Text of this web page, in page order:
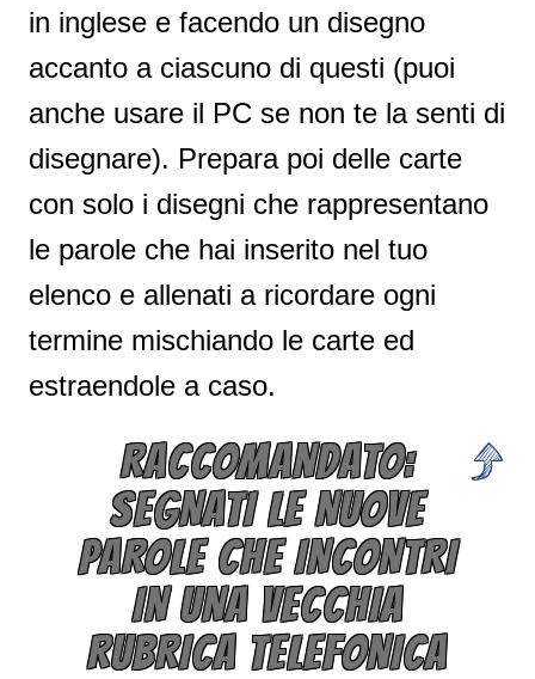
in inglese e facendo un disegno
accanto a ciascuno di questi (puoi
anche usare il PC se non te la senti di
disegnare). Prepara poi delle carte
con solo i disegni che rappresentano
le parole che hai inserito nel tuo
elenco e allenati a ricordare ogni
termine mischiando le carte ed
estraendole a caso.
RACCOMANDATO:
SEGNATI LE NUOVE
PAROLE CHE INCONTRI
IN UNA VECCHIA
RUBRICA TELEFONICA